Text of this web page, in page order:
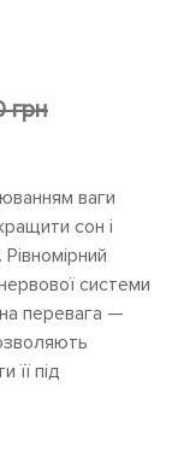
грн
ваги
сон і
системи
перевага —
її під